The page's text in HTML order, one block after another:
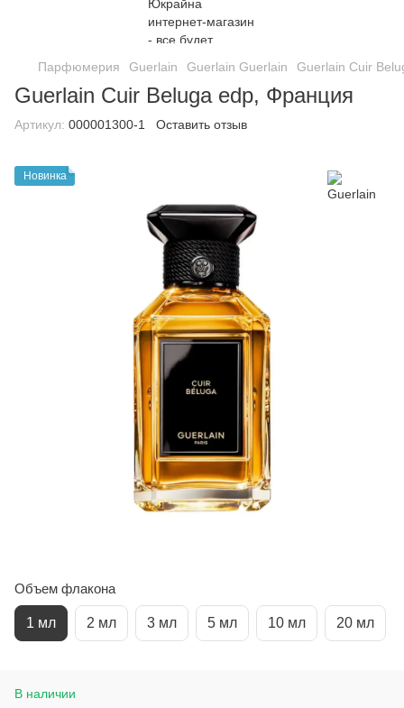
Парфюмерия Guerlain Guerlain Guerlain Guerlain Cuir
Guerlain Cuir Beluga edp, Франция
Артикул: 000001300-1 Оставить отзыв
Новинка
Объем флакона
1 мл 2 мл 3 мл 5 мл 10 мл 20 мл
В наличии